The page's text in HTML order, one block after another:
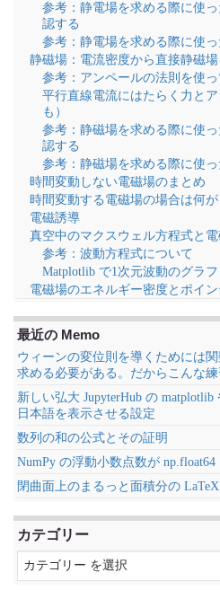
参考：静電場を求める際に使
認する
参考：静電場を求める際に使
静磁場：電流密度から直接静磁場
参考：アンペールの法則を使
平行直線電流にはたらく力と
も）
参考：静磁場を求める際に使
認する
参考：静磁場を求める際に使
時間変動しない電磁場のまとめ
時間変動する電磁場の場合は何
電磁誘導
真空中のマクスウェル方程式と電
参考：波動方程式について
Matplotlib で1次元波動のグラ
電磁場のエネルギー密度とポイ
最近の Memo
ウィーンの変位則を導くためには
求める必要がある。だからこんな
新しい弘大 JupyterHub の matplotlib
日本語を表示させる設定
数列の和の公式とその証明
NumPy の浮動小数点数が
閉曲面上のまるっと面積分の
カテゴリー